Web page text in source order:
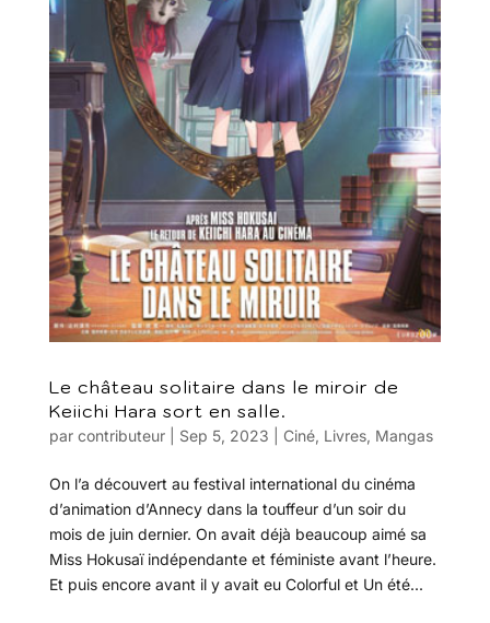
Le château solitaire dans le miroir de
Keiichi Hara sort en salle.
par contributeur| Sep 5, 2023 Ciné, Livres, Mangas
On l’a découvert au festival international du cinéma
d’animation d’Annecy dans la touffeur d’un soir du
mois de juin dernier. On avait déjà beaucoup aimé sa
Miss Hokusaï indépendante et féministe avant l’heure.
Et puis encore avant il y avait eu Colorful et Un été...